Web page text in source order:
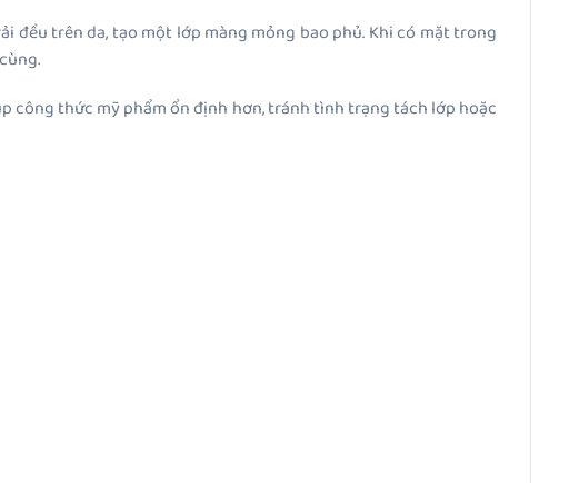
đều trên da, tạo một lớp màng mỏng bao phủ. Khi có mặt trong
công thức mỹ phẩm ổn định hơn, tránh tình trạng tách lớp hoặc